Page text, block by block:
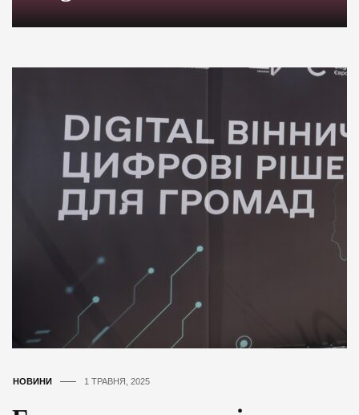
НОВИНИ 1 ТРАВНЯ, 2025